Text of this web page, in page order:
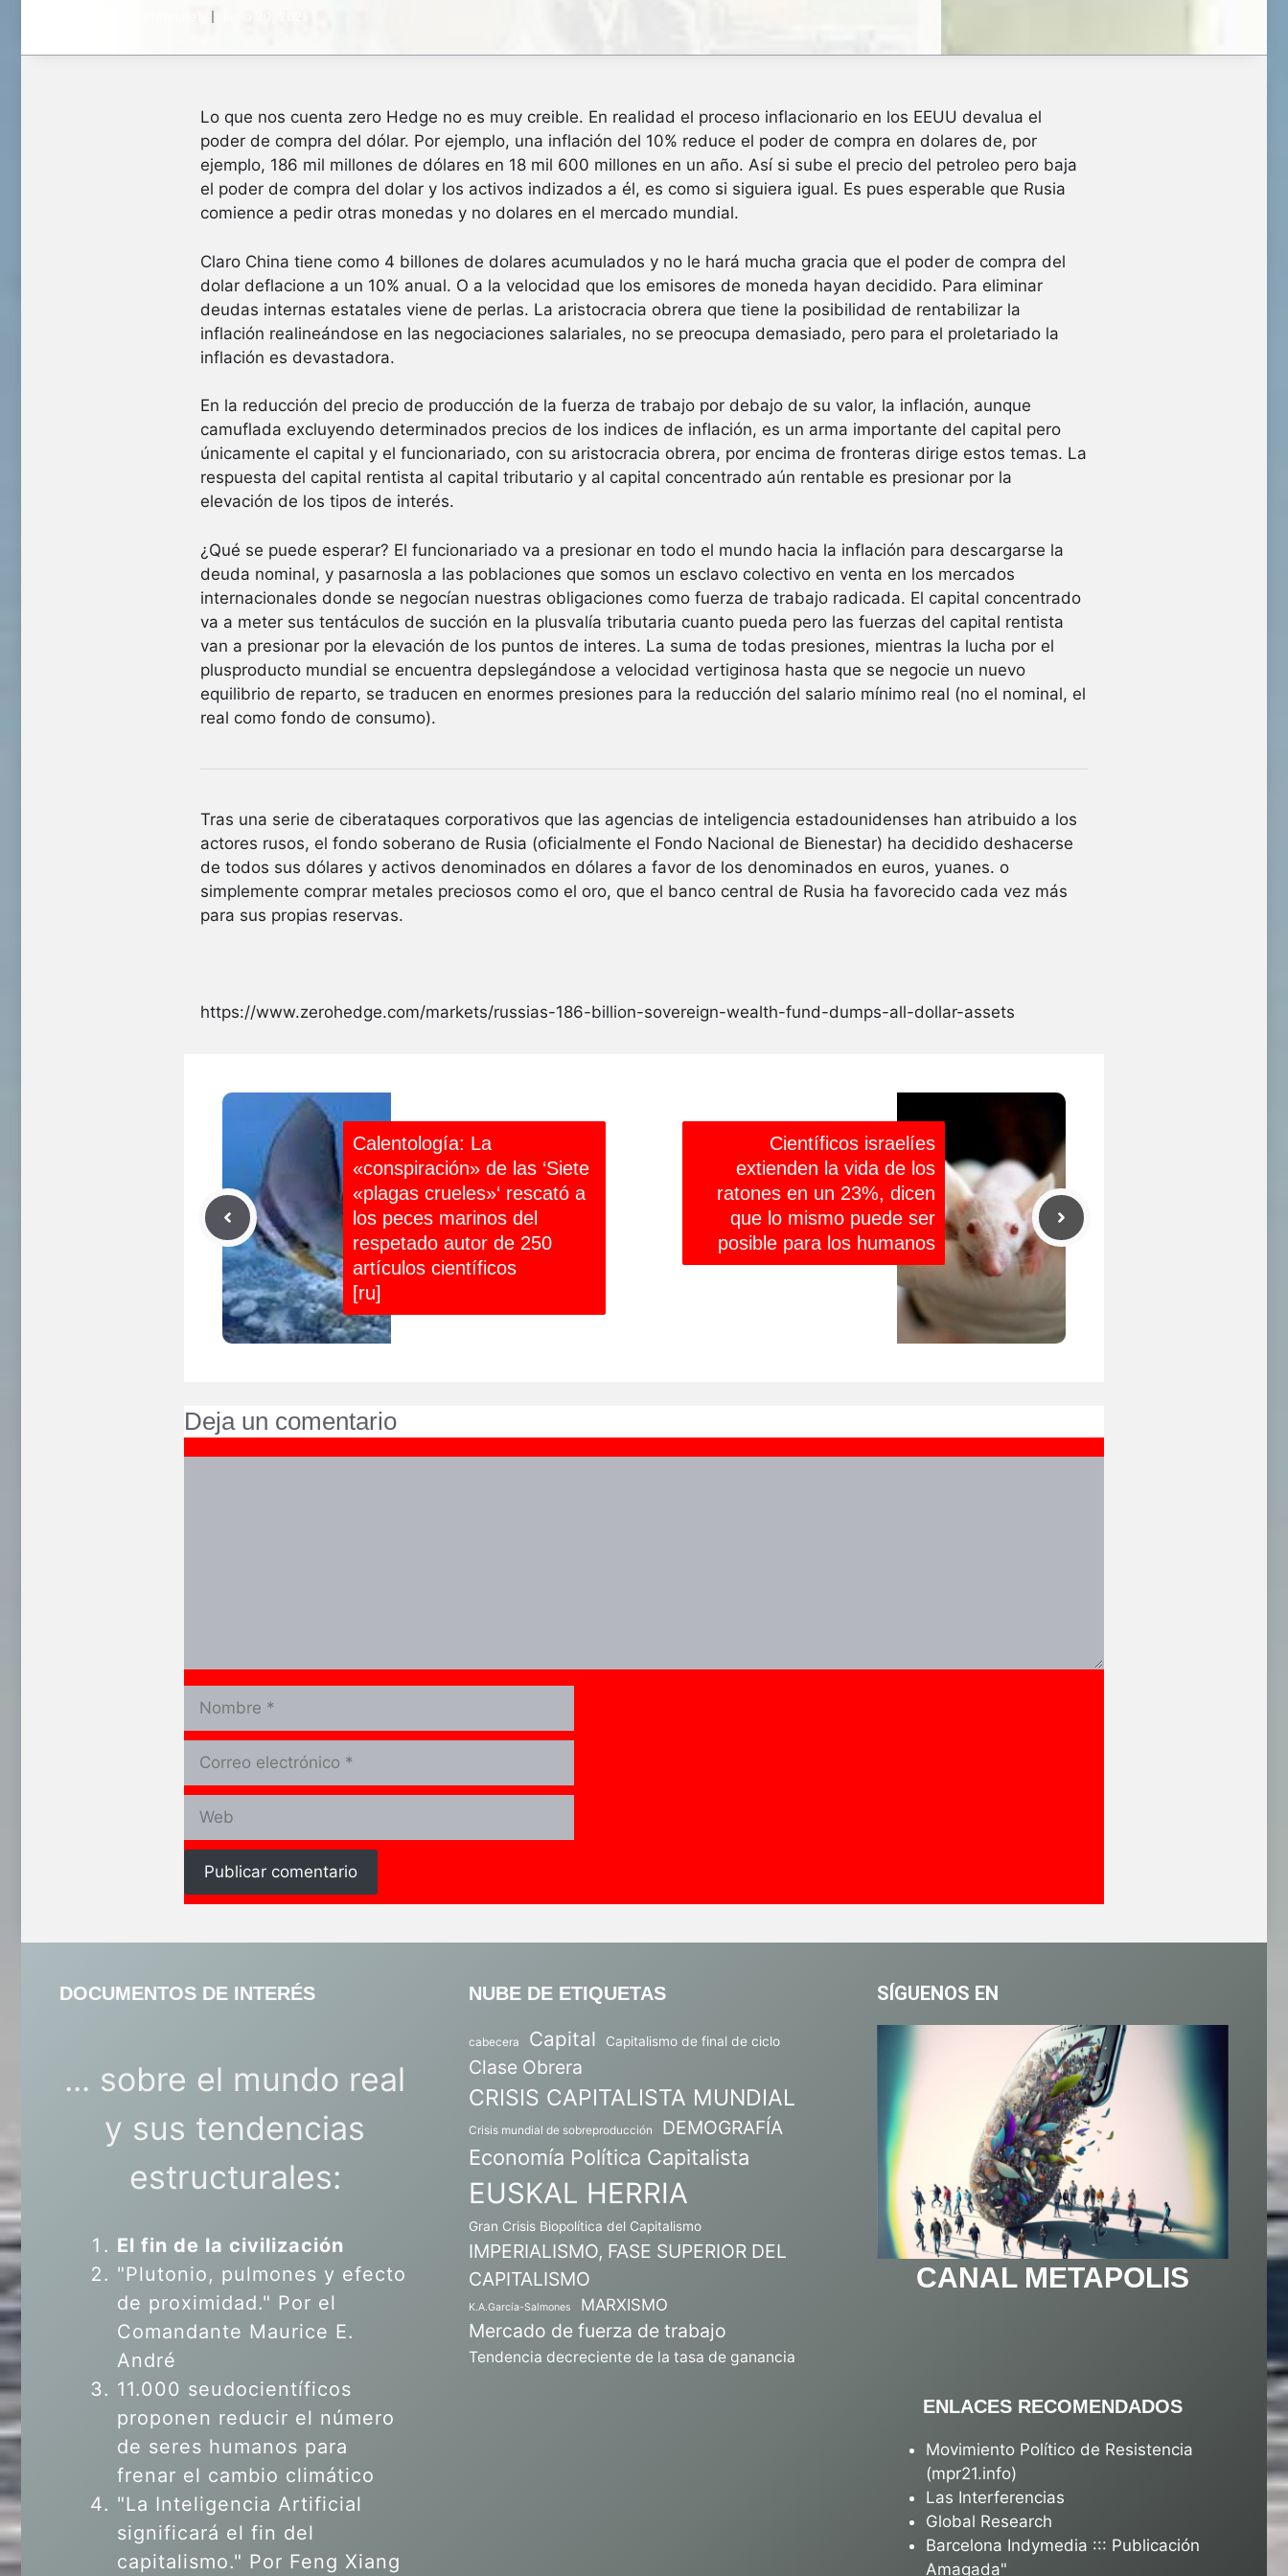
Lo que nos cuenta zero Hedge no es muy creible. En realidad el proceso inflacionario en los EEUU devalua el
poder de compra del dólar. Por ejemplo, una inflación del 10% reduce el poder de compra en dolares de, por
ejemplo, 186 mil millones de dólares en 18 mil 600 millones en un año. Así si sube el precio del petroleo pero baja
el poder de compra del dolar y los activos indizados a él, es como si siguiera igual. Es pues esperable que Rusia
comience a pedir otras monedas y no dolares en el mercado mundial.
Claro China tiene como 4 billones de dolares acumulados y no le hará mucha gracia que el poder de compra del
dolar deflacione a un 10% anual. O a la velocidad que los emisores de moneda hayan decidido. Para eliminar
deudas internas estatales viene de perlas. La aristocracia obrera que tiene la posibilidad de rentabilizar la
inflación realineándose en las negociaciones salariales, no se preocupa demasiado, pero para el proletariado la
inflación es devastadora.
En la reducción del precio de producción de la fuerza de trabajo por debajo de su valor, la inflación, aunque
camuflada excluyendo determinados precios de los indices de inflación, es un arma importante del capital pero
únicamente el capital y el funcionariado, con su aristocracia obrera, por encima de fronteras dirige estos temas. La
respuesta del capital rentista al capital tributario y al capital concentrado aún rentable es presionar por la
elevación de los tipos de interés.
¿Qué se puede esperar? El funcionariado va a presionar en todo el mundo hacia la inflación para descargarse la
deuda nominal, y pasarnosla a las poblaciones que somos un esclavo colectivo en venta en los mercados
internacionales donde se negocían nuestras obligaciones como fuerza de trabajo radicada. El capital concentrado
va a meter sus tentáculos de succión en la plusvalía tributaria cuanto pueda pero las fuerzas del capital rentista
van a presionar por la elevación de los puntos de interes. La suma de todas presiones, mientras la lucha por el
plusproducto mundial se encuentra depslegándose a velocidad vertiginosa hasta que se negocie un nuevo
equilibrio de reparto, se traducen en enormes presiones para la reducción del salario mínimo real (no el nominal, el
real como fondo de consumo).
Tras una serie de ciberataques corporativos que las agencias de inteligencia estadounidenses han atribuido a los
actores rusos, el fondo soberano de Rusia (oficialmente el Fondo Nacional de Bienestar) ha decidido deshacerse
de todos sus dólares y activos denominados en dólares a favor de los denominados en euros, yuanes. o
simplemente comprar metales preciosos como el oro, que el banco central de Rusia ha favorecido cada vez más
para sus propias reservas.
https://www.zerohedge.com/markets/russias-186-billion-sovereign-wealth-fund-dumps-all-dollar-assets
Calentología: La
«conspiración» de las ‘Siete
«plagas crueles»‘ rescató a
los peces marinos del
respetado autor de 250
artículos científicos
[ru]
Científicos israelíes
extienden la vida de los
ratones en un 23%, dicen
que lo mismo puede ser
posible para los humanos
Deja un comentario
Nombre
Correo
Web
DOCUMENTOS DE INTERÉS
... sobre el mundo real
y sus tendencias
estructurales:
El fin de la civilización
"Plutonio, pulmones y efecto
de proximidad." Por el
Comandante Maurice E.
André
11.000 seudocientíficos
proponen reducir el número
de seres humanos para
frenar el cambio climático
"La Inteligencia Artificial
significará el fin del
capitalismo." Por Feng Xiang
NUBE DE ETIQUETAS
cabecera Capital Capitalismo de final de ciclo
Clase Obrera
CRISIS CAPITALISTA MUNDIAL
Crisis mundial de sobreproducción DEMOGRAFÍA
Economía Política Capitalista
EUSKAL HERRIA
Gran Crisis Biopolítica del Capitalismo
IMPERIALISMO, FASE SUPERIOR DEL
CAPITALISMO
K.A.García-Salmones MARXISMO
Mercado de fuerza de trabajo
Tendencia decreciente de la tasa de ganancia
SÍGUENOS EN
CANAL METAPOLIS
ENLACES RECOMENDADOS
Movimiento Político de Resistencia
(mpr21.info)
Las Interferencias
Global Research
Barcelona Indymedia ::: Publicación
Amagada"